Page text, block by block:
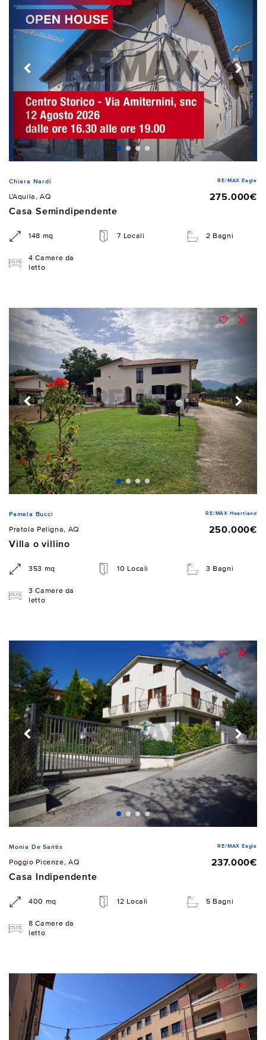
Chiara Nardi RE/MAX Eagle
L'Aquila, AQ
275.000€
Casa Semindipendente
148 mq 7 Locali 2 Bagni
4 Camere da
letto
Pamela Bucci RE/MAX Heartland
Pratola Peligna, AQ
250.000€
Villa o villino
353 mq 10 Locali 3 Bagni
3 Camere da
letto
Monia De Santis RE/MAX Eagle
Poggio Picenze, AQ
237.000€
Casa Indipendente
400 mq 12 Locali 5 Bagni
8 Camere da
letto